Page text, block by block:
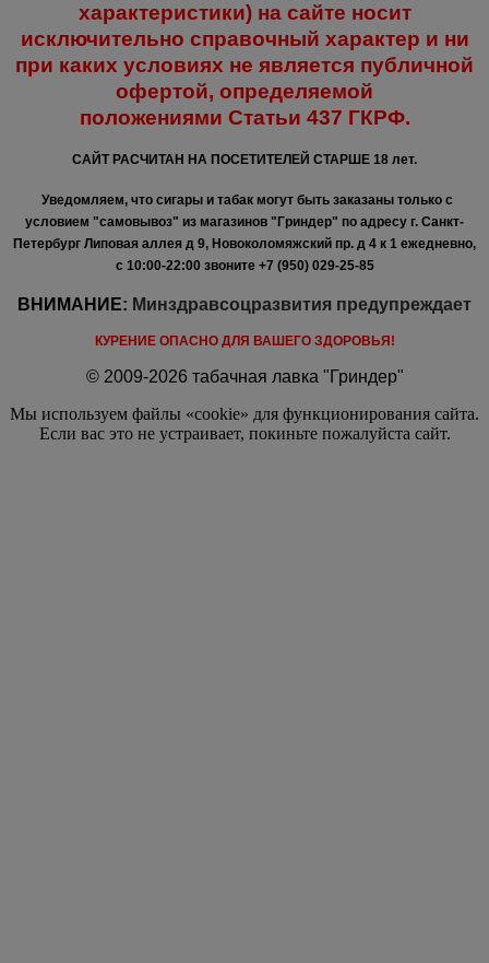
характеристики) на сайте носит
исключительно справочный характер и ни
при каких условиях не является публичной
офертой, определяемой
положениями Статьи 437 ГКРФ.
САЙТ РАСЧИТАН НА ПОСЕТИТЕЛЕЙ СТАРШЕ 18 лет.
Уведомляем, что сигары и табак могут быть заказаны только с
условием "самовывоз" из магазинов "Гриндер" по адресу г. Санкт-
Петербург Липовая аллея д 9, Новоколомяжский пр. д 4 к 1 ежедневно,
с 10:00-22:00 звоните +7 (950) 029-25-85
ВНИМАНИЕ: Минздравсоцразвития предупреждает
КУРЕНИЕ ОПАСНО ДЛЯ ВАШЕГО ЗДОРОВЬЯ!
© 2009-2026 табачная лавка "Гриндер"
Мы используем файлы «cookie» для функционирования сайта.
Если вас это не устраивает, покиньте пожалуйста сайт.